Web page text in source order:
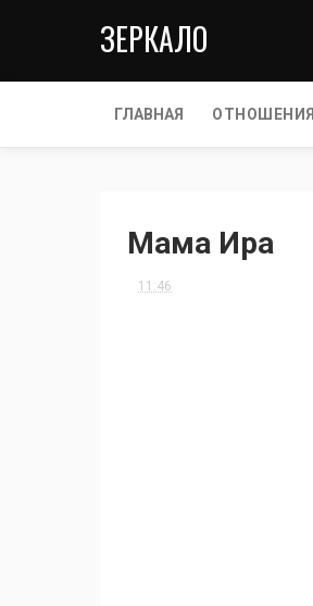
ЗЕРКАЛО
ГЛАВНАЯ ОТНОШЕНИЯ
Мама Ира
11:46